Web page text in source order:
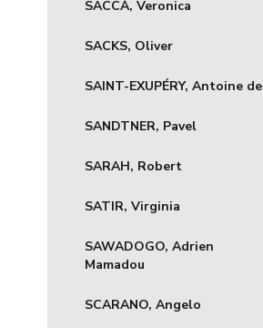
SACCÀ, Veronica
SACKS, Oliver
SAINT-EXUPÉRY, Antoine de
SANDTNER, Pavel
SARAH, Robert
SATIR, Virginia
SAWADOGO, Adrien
Mamadou
SCARANO, Angelo